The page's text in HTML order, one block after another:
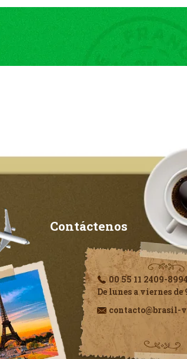
Contáctenos
00 55 11 2409-8994
De lunes a viernes de
contacto@brasil-